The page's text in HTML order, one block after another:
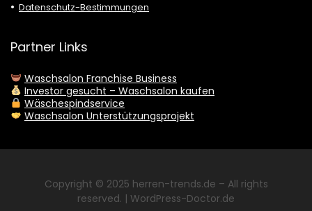
Datenschutz-Bestimmungen
Partner Links
Waschsalon Franchise Business
Investor gesucht – Waschsalon kaufen
Wäschespindservice
Waschsalon Unterstützungsprojekt
Copyright © 2025 herren-trends.de – All rights
reserved. | WordPress-Doctor.de